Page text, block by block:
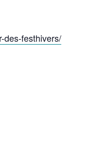
des-festhivers/